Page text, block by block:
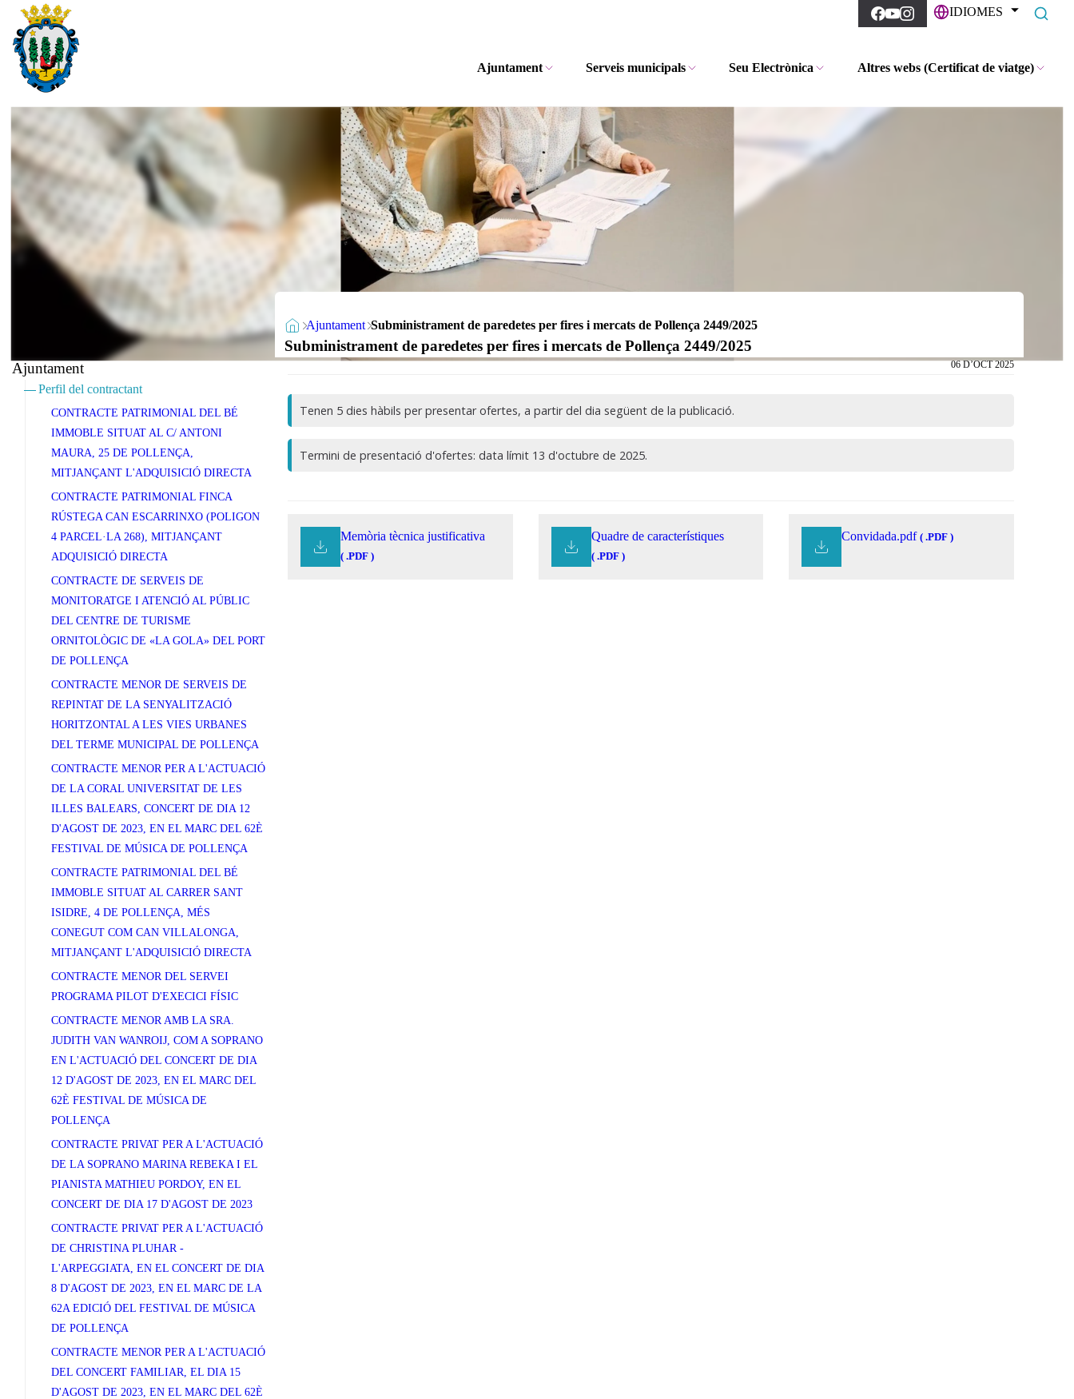
IDIOMES
Ajuntament Serveis municipals Seu Electrònica Altres webs (Certificat de viatge)
Ajuntament Subministrament de paredetes per fires i mercats de Pollença 2449/2025
Subministrament de paredetes per fires i mercats de Pollença 2449/2025
Ajuntament
Perfil del contractant
CONTRACTE PATRIMONIAL DEL BÉ
IMMOBLE SITUAT AL C/ ANTONI
MAURA, 25 DE POLLENÇA,
MITJANÇANT L'ADQUISICIÓ DIRECTA
CONTRACTE PATRIMONIAL FINCA
RÚSTEGA CAN ESCARRINXO (POLIGON
4 PARCEL·LA 268), MITJANÇANT
ADQUISICIÓ DIRECTA
CONTRACTE DE SERVEIS DE
MONITORATGE I ATENCIÓ AL PÚBLIC
DEL CENTRE DE TURISME
ORNITOLÒGIC DE «LA GOLA» DEL PORT
DE POLLENÇA
CONTRACTE MENOR DE SERVEIS DE
REPINTAT DE LA SENYALITZACIÓ
HORITZONTAL A LES VIES URBANES
DEL TERME MUNICIPAL DE POLLENÇA
CONTRACTE MENOR PER A L'ACTUACIÓ
DE LA CORAL UNIVERSITAT DE LES
ILLES BALEARS, CONCERT DE DIA 12
D'AGOST DE 2023, EN EL MARC DEL 62È
FESTIVAL DE MÚSICA DE POLLENÇA
CONTRACTE PATRIMONIAL DEL BÉ
IMMOBLE SITUAT AL CARRER SANT
ISIDRE, 4 DE POLLENÇA, MÉS
CONEGUT COM CAN VILLALONGA,
MITJANÇANT L'ADQUISICIÓ DIRECTA
CONTRACTE MENOR DEL SERVEI
PROGRAMA PILOT D'EXECICI FÍSIC
CONTRACTE MENOR AMB LA SRA.
JUDITH VAN WANROIJ, COM A SOPRANO
EN L'ACTUACIÓ DEL CONCERT DE DIA
12 D'AGOST DE 2023, EN EL MARC DEL
62È FESTIVAL DE MÚSICA DE
POLLENÇA
CONTRACTE PRIVAT PER A L'ACTUACIÓ
DE LA SOPRANO MARINA REBEKA I EL
PIANISTA MATHIEU PORDOY, EN EL
CONCERT DE DIA 17 D'AGOST DE 2023
CONTRACTE PRIVAT PER A L'ACTUACIÓ
DE CHRISTINA PLUHAR -
L'ARPEGGIATA, EN EL CONCERT DE DIA
8 D'AGOST DE 2023, EN EL MARC DE LA
62A EDICIÓ DEL FESTIVAL DE MÚSICA
DE POLLENÇA
CONTRACTE MENOR PER A L'ACTUACIÓ
DEL CONCERT FAMILIAR, EL DIA 15
D'AGOST DE 2023, EN EL MARC DEL 62È
06 D’OCT 2025
Tenen 5 dies hàbils per presentar ofertes, a partir del dia següent de la publicació.
Termini de presentació d'ofertes: data límit 13 d'octubre de 2025.
Memòria tècnica justificativa
( .PDF )
Quadre de característiques
( .PDF )
Convidada.pdf( .PDF )